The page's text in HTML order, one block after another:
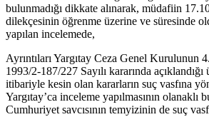
bulunmadığı dikkate alınarak, müdafiin
dilekçesinin öğrenme üzerine ve süresinde
yapılan incelemede,
Ayrıntıları Yargıtay Ceza Genel Kurulunun
1993/2-187/227 Sayılı kararında
itibariyle kesin olan kararların suç vasfına
Yargıtay’ca inceleme yapılmasının olanaklı
Cumhuriyet savcısının temyizinin de suç